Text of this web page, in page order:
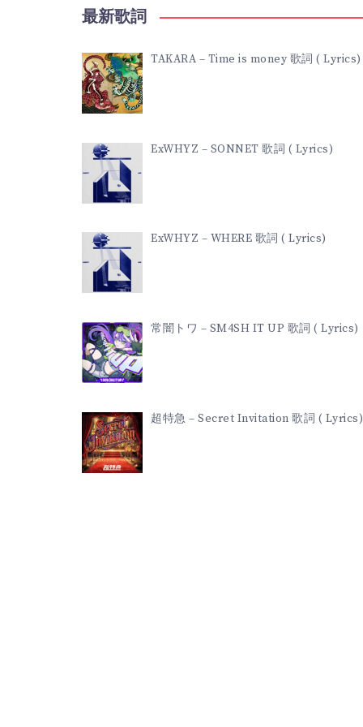
最新歌詞
TAKARA – Time is money 歌詞 ( Lyrics)
ExWHYZ – SONNET 歌詞 ( Lyrics)
ExWHYZ – WHERE 歌詞 ( Lyrics)
常闇トワ – SM4SH IT UP 歌詞 ( Lyrics)
超特急 – Secret Invitation 歌詞 ( Lyrics)